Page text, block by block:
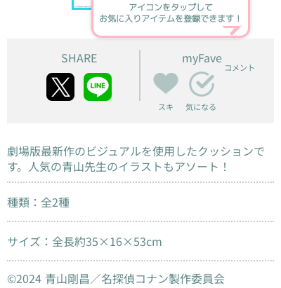
アイコンをタップして
お気に入りアイテムを登録できます！
SHARE myFave
スキ 気になる
コメント
劇場版最新作のビジュアルを使用したクッションで
す。人気の青山先生のイラストもアソート！
種類：全2種
サイズ：全長約35×16×53cm
©2024 青山剛昌／名探偵コナン製作委員会